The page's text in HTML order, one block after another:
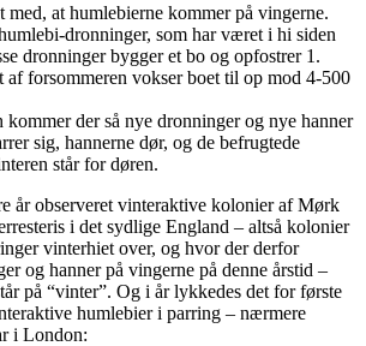
med, at humlebierne kommer på vingerne.
dronninger, som har været i hi siden
dronninger bygger et bo og opfostrer 1.
af forsommeren vokser boet til op mod 4-500
kommer der så nye dronninger og nye hanner
sig, hannerne dør, og de befrugtede
står for døren.
år observeret vinteraktive kolonier af Mørk
i det sydlige England – altså kolonier
vinterhiet over, og hvor der derfor
og hanner på vingerne på denne årstid –
på “vinter”. Og i år lykkedes det for første
humlebier i parring – nærmere
i London: